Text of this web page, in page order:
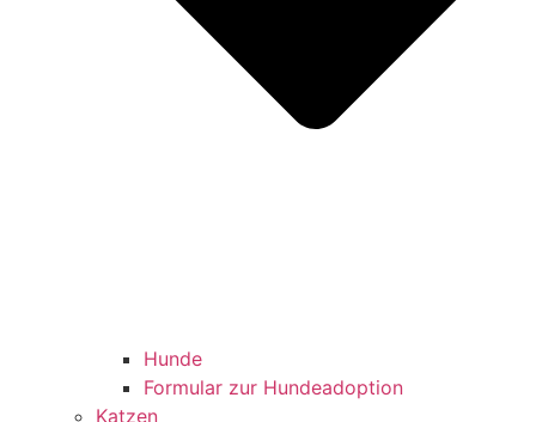
Hunde
Formular zur Hundeadoption
Katzen